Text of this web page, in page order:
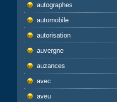
autographes
automobile
autorisation
auvergne
auzances
avec
aveu